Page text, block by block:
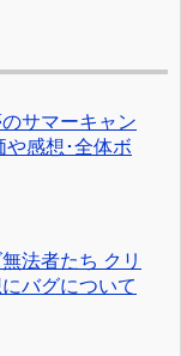
サマーキャン
や感想･全体ボ
法者たち クリ
バグについて